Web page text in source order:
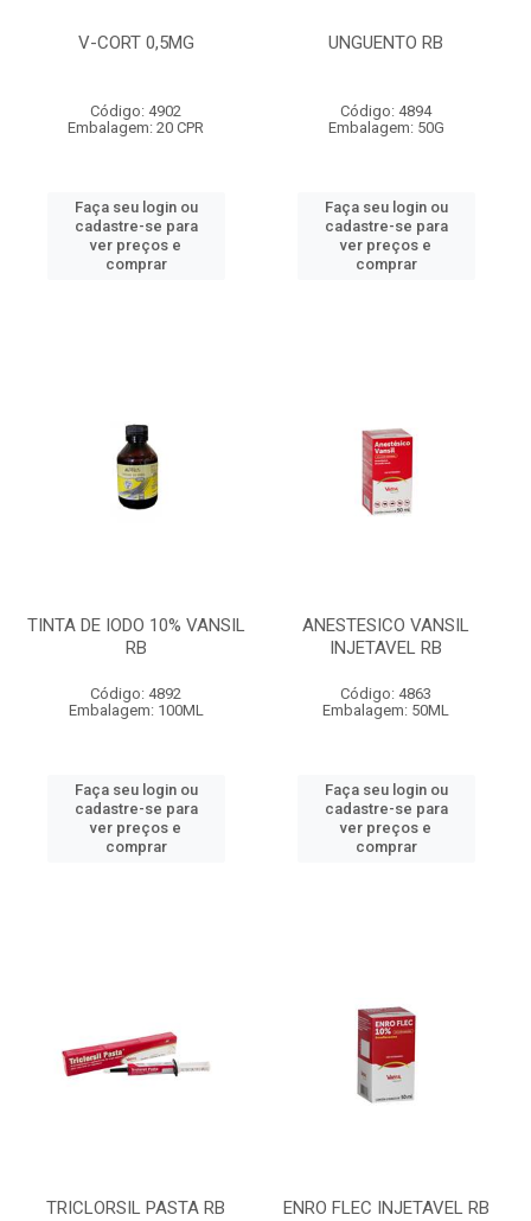
V-CORT 0,5MG
Código: 4902
Embalagem: 20 CPR
Faça seu login ou
cadastre-se para
ver preços e
comprar
UNGUENTO RB
Código: 4894
Embalagem: 50G
Faça seu login ou
cadastre-se para
ver preços e
comprar
TINTA DE IODO 10% VANSIL
RB
Código: 4892
Embalagem: 100ML
Faça seu login ou
cadastre-se para
ver preços e
comprar
ANESTESICO VANSIL
INJETAVEL RB
Código: 4863
Embalagem: 50ML
Faça seu login ou
cadastre-se para
ver preços e
comprar
TRICLORSIL PASTA RB ENRO FLEC INJETAVEL RB